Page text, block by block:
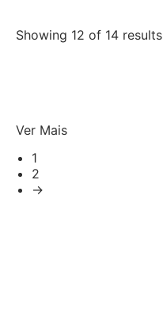
Showing 12 of 14 results
Ver Mais
1
2
→